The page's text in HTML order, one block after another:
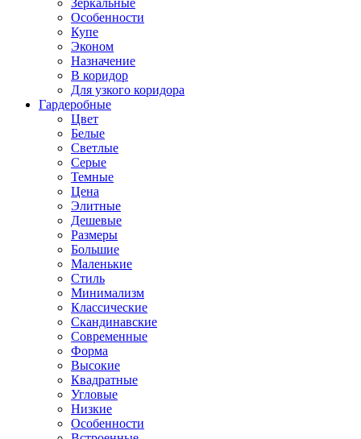
Зеркальные
Особенности
Купе
Эконом
Назначение
В коридор
Для узкого коридора
Гардеробные
Цвет
Белые
Светлые
Серые
Темные
Цена
Элитные
Дешевые
Размеры
Большие
Маленькие
Стиль
Минимализм
Классические
Скандинавские
Современные
Форма
Высокие
Квадратные
Угловые
Низкие
Особенности